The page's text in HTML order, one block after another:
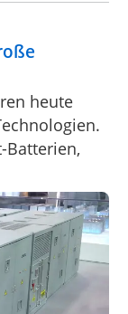
heute
Batterien,